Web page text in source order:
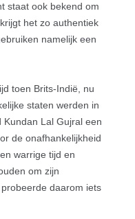
staat ook bekend om
het zo authentiek
namelijk een
toen Brits-Indië, nu
staten werden in
Lal Gujral een
de onafhankelijkheid
warrige tijd en
om zijn
daarom iets